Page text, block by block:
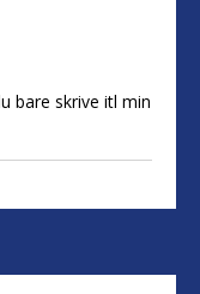
bare skrive itl min